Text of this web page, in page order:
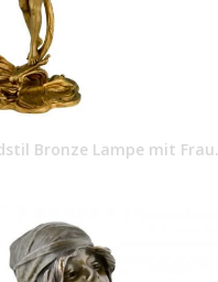
Bronze Lampe mit Frau.